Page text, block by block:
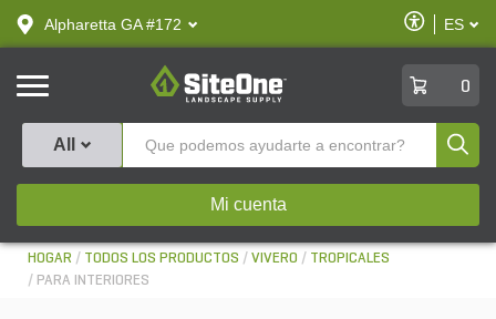
text.skipToContent
text.skipToNavigation
Alpharetta GA #172
Habilitar
ES
SiteOne
0
All
Mi cuenta
HOGAR TODOS LOS PRODUCTOS VIVERO
TROPICALES
PARA INTERIORES